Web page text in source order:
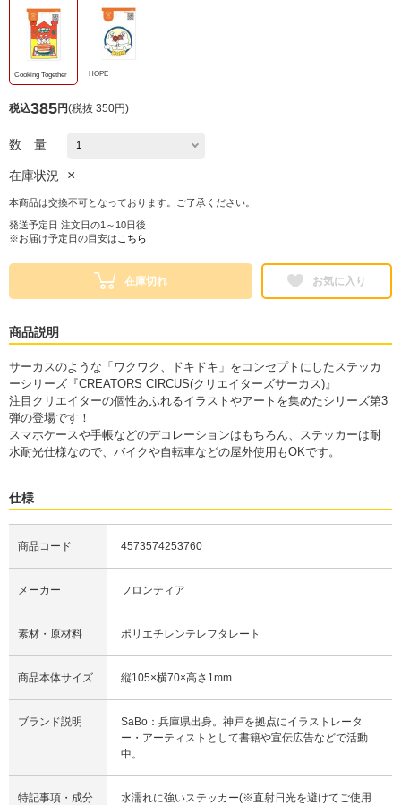
Cooking Together HOPE
税込385円(税抜 350円)
数 量
在庫状況 ×
本商品は交換不可となっております。ご了承ください。
発送予定日 注文日の1～10日後
※お届け予定日の目安は こちら
在庫切れ お気に入り
商品説明
サーカスのような「ワクワク、ドキドキ」をコンセプトにしたステッカ
ーシリーズ『CREATORS CIRCUS(クリエイターズサーカス)』
注目クリエイターの個性あふれるイラストやアートを集めたシリーズ第3
弾の登場です！
スマホケースや手帳などのデコレーションはもちろん、ステッカーは耐
水耐光仕様なので、バイクや自転車などの屋外使用もOKです。
仕様
商品コード 4573574253760
メーカー フロンティア
素材・原材料 ポリエチレンテレフタレート
商品本体サイズ 縦105×横70×高さ1mm
ブランド説明
SaBo：兵庫県出身。神戸を拠点にイラストレータ
ー・アーティストとして書籍や宣伝広告などで活動
中。
特記事項・成分
水濡れに強いステッカー(※直射日光を避けてご使用